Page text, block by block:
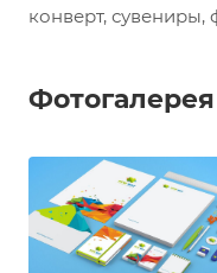
конверт,
Фотогалерея